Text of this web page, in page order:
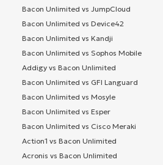
Bacon Unlimited vs JumpCloud
Bacon Unlimited vs Device42
Bacon Unlimited vs Kandji
Bacon Unlimited vs Sophos Mobile
Addigy vs Bacon Unlimited
Bacon Unlimited vs GFI Languard
Bacon Unlimited vs Mosyle
Bacon Unlimited vs Esper
Bacon Unlimited vs Cisco Meraki
Action1 vs Bacon Unlimited
Acronis vs Bacon Unlimited